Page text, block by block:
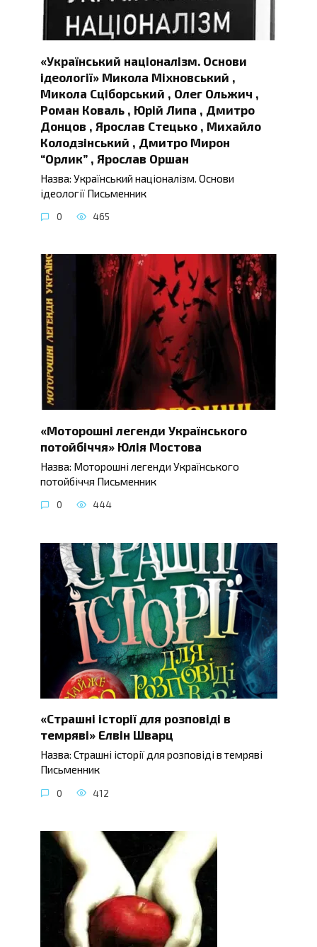
«Український націоналізм. Основи
ідеології» Микола Міхновський ,
Микола Сціборський , Олег Ольжич ,
Роман Коваль , Юрій Липа , Дмитро
Донцов , Ярослав Стецько , Михайло
Колодзінський , Дмитро Мирон
“Орлик” , Ярослав Оршан
Назва: Український націоналізм. Основи
ідеології Письменник
0 465
«Моторошні легенди Українського
потойбіччя» Юлія Мостова
Назва: Моторошні легенди Українського
потойбіччя Письменник
0 444
«Страшні історії для розповіді в
темряві» Елвін Шварц
Назва: Страшні історії для розповіді в темряві
Письменник
0 412